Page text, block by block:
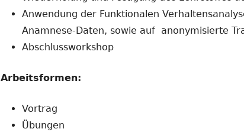
Anwendung der Funktionalen
Anamnese-Daten, sowie auf anonymisierte
Abschlussworkshop
Arbeitsformen:
Vortrag
Übungen